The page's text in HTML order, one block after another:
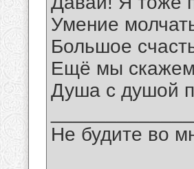
Умение
Большое
Ещё мы
Душа с душой
Не будите во